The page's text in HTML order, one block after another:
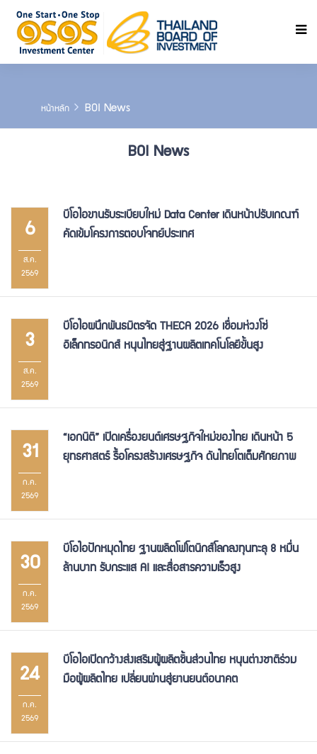
หน้าหลัก BOI News
BOI News
6
ส.ค.
2569
บีโอไอขานรับระเบียบใหม่ Data Center เดินหน้าปรับเกณฑ์
คัดเข้มโครงการตอบโจทย์ประเทศ
3
ส.ค.
2569
บีโอไอผนึกพันธมิตรจัด THECA 2026 เชื่อมห่วงโซ่
อิเล็กทรอนิกส์ หนุนไทยสู่ฐานผลิตเทคโนโลยีขั้นสูง
31
ก.ค.
2569
“เอกนิติ” เปิดเครื่องยนต์เศรษฐกิจใหม่ของไทย เดินหน้า 5
ยุทธศาสตร์ รื้อโครงสร้างเศรษฐกิจ ดันไทยโตเต็มศักยภาพ
30
ก.ค.
2569
บีโอไอปักหมุดไทย ฐานผลิตโฟโตนิกส์โลกลงทุนทะลุ 8 หมื่น
ล้านบาท รับกระแส AI และสื่อสารความเร็วสูง
24
ก.ค.
2569
บีโอไอเปิดกว้างส่งเสริมผู้ผลิตชิ้นส่วนไทย หนุนต่างชาติร่วม
มือผู้ผลิตไทย เปลี่ยนผ่านสู่ยานยนต์อนาคต